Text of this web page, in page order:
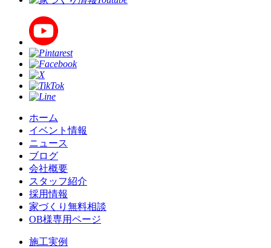
ホーム
イベント情報
ニュース
ブログ
会社概要
スタッフ紹介
採用情報
家づくり無料相談
OB様専用ページ
施⼯実例